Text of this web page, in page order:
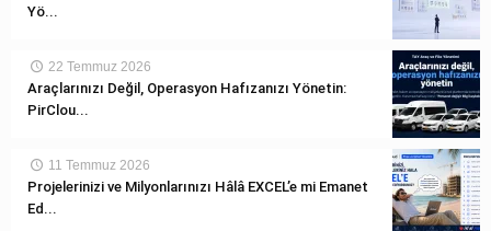
Yö...
22 Temmuz 2026
Araçlarınızı Değil, Operasyon Hafızanızı Yönetin:
PirClou...
11 Temmuz 2026
Projelerinizi ve Milyonlarınızı Hâlâ EXCEL’e mi Emanet
Ed...